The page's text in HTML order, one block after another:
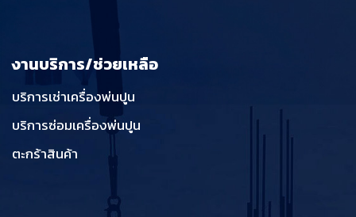
งานบริการ/ช่วยเหลือ
บริการเช่าเครื่องพ่นปูน
บริการซ่อมเครื่องพ่นปูน
ตะกร้าสินค้า